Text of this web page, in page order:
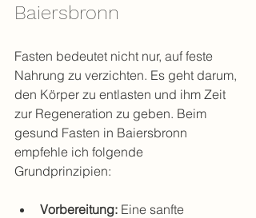
Baiersbronn
Fasten bedeutet nicht nur, auf feste
Nahrung zu verzichten. Es geht darum,
den Körper zu entlasten und ihm Zeit
zur Regeneration zu geben. Beim
gesund Fasten in Baiersbronn
empfehle ich folgende
Grundprinzipien:
Vorbereitung: Eine sanfte